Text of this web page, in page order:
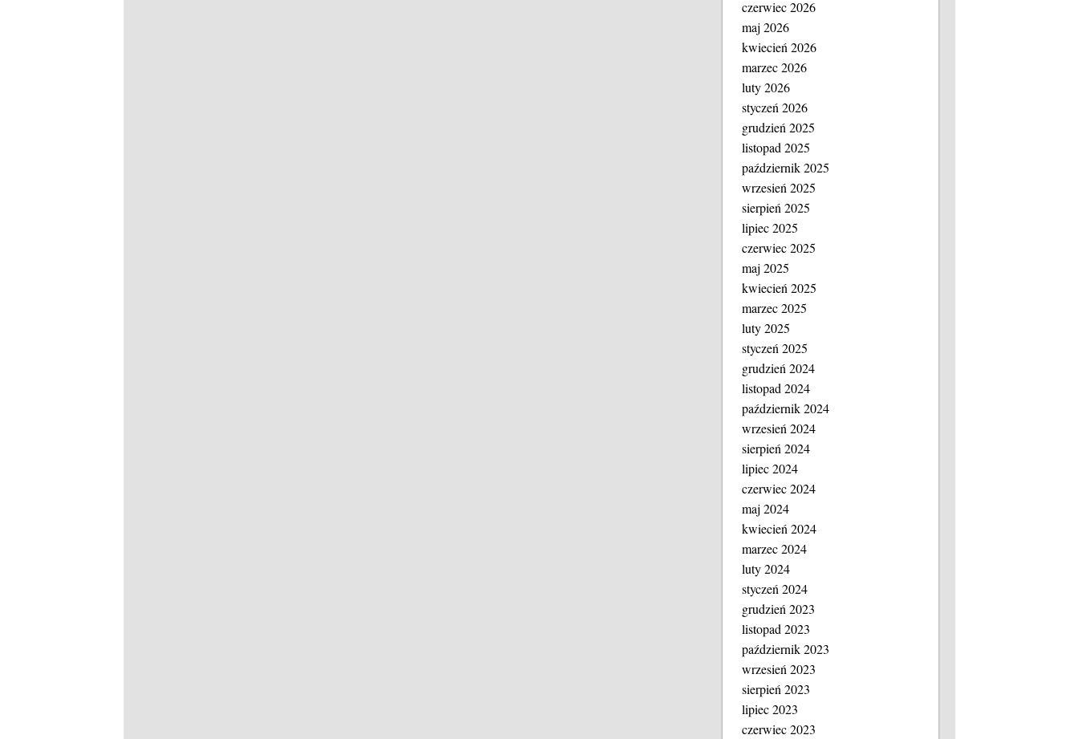
czerwiec 2026
maj 2026
kwiecień 2026
marzec 2026
luty 2026
styczeń 2026
grudzień 2025
listopad 2025
październik 2025
wrzesień 2025
sierpień 2025
lipiec 2025
czerwiec 2025
maj 2025
kwiecień 2025
marzec 2025
luty 2025
styczeń 2025
grudzień 2024
listopad 2024
październik 2024
wrzesień 2024
sierpień 2024
lipiec 2024
czerwiec 2024
maj 2024
kwiecień 2024
marzec 2024
luty 2024
styczeń 2024
grudzień 2023
listopad 2023
październik 2023
wrzesień 2023
sierpień 2023
lipiec 2023
czerwiec 2023